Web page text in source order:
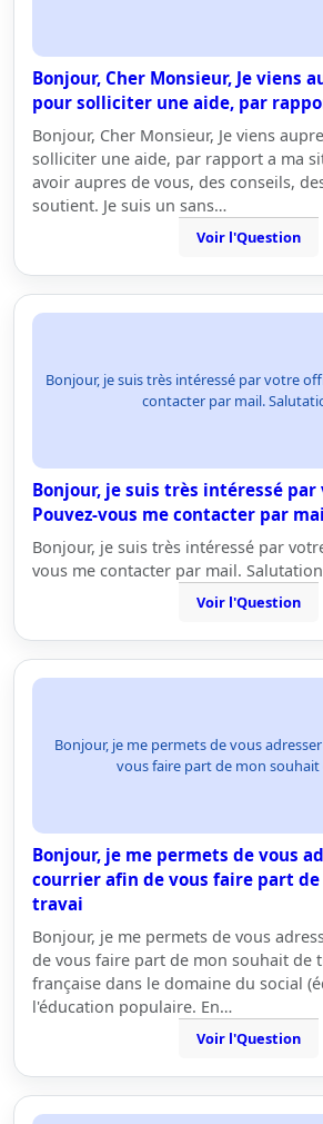
Bonjour, Cher Monsieur, Je viens
pour solliciter une aide, par
Bonjour, Cher Monsieur, Je viens
solliciter une aide, par rapport a ma
avoir aupres de vous, des conseils,
soutient. Je suis un sans…
Voir l'Question
Bonjour, je suis très intéressé par votre
contacter par mail.
Bonjour, je suis très intéressé
Pouvez-vous me contacter par
Bonjour, je suis très intéressé par
vous me contacter par mail.
Voir l'Question
Bonjour, je me permets de vous
vous faire part de mon
Bonjour, je me permets de vous
courrier afin de vous faire part
travai
Bonjour, je me permets de vous
de vous faire part de mon souhait de
française dans le domaine du social
l'éducation populaire. En…
Voir l'Question